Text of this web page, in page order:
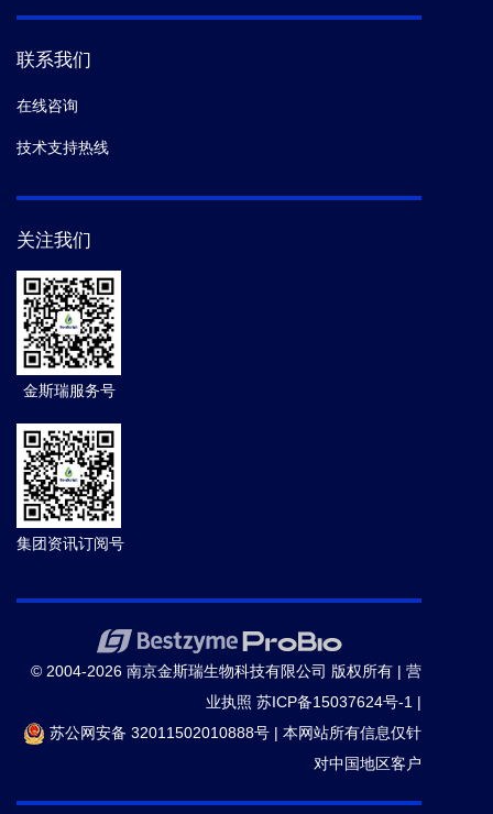
联系我们
在线咨询
技术支持热线
关注我们
金斯瑞服务号
集团资讯订阅号
© 2004-2026 南京金斯瑞生物科技有限公司 版权所有 | 营
业执照 苏ICP备15037624号-1 |
苏公网安备 32011502010888号 | 本网站所有信息仅针
对中国地区客户